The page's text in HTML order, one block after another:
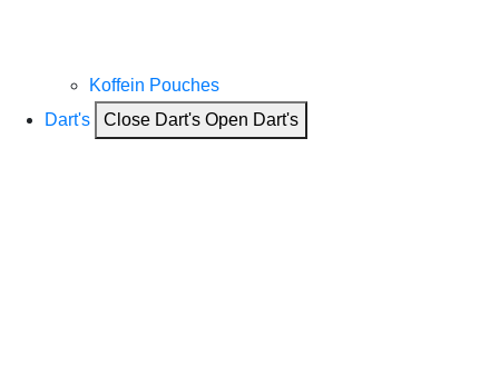
Koffein Pouches
Dart's
Close Dart's Open Dart's